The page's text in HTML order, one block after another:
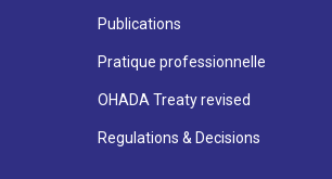
Publications
Pratique professionnelle
OHADA Treaty revised
Regulations & Decisions